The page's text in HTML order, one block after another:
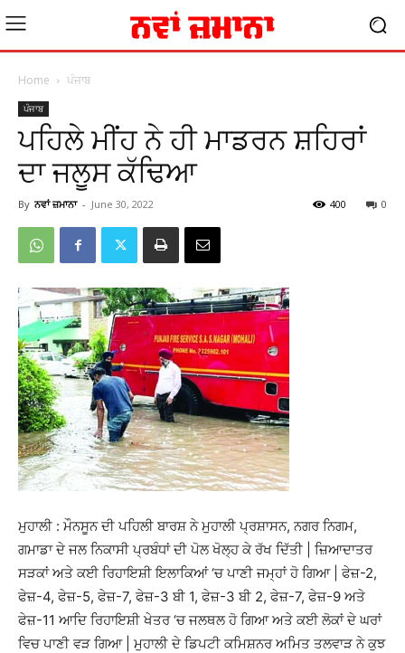
Home ਪੰਜਾਬ
ਪੰਜਾਬ
ਪਹਿਲੇ ਮੀਂਹ ਨੇ ਹੀ ਮਾਡਰਨ ਸ਼ਹਿਰਾਂ
ਦਾ ਜਲੂਸ ਕੱਢਿਆ
By ਨਵਾਂ ਜ਼ਮਾਨਾ - June 30, 2022 0
400
ਮੁਹਾਲੀ : ਮੌਨਸੂਨ ਦੀ ਪਹਿਲੀ ਬਾਰਸ਼ ਨੇ ਮੁਹਾਲੀ ਪ੍ਰਸ਼ਾਸਨ, ਨਗਰ ਨਿਗਮ,
ਗਮਾਡਾ ਦੇ ਜਲ ਨਿਕਾਸੀ ਪ੍ਰਬੰਧਾਂ ਦੀ ਪੋਲ ਖੋਲ੍ਹ ਕੇ ਰੱਖ ਦਿੱਤੀ | ਜ਼ਿਆਦਾਤਰ
ਸੜਕਾਂ ਅਤੇ ਕਈ ਰਿਹਾਇਸ਼ੀ ਇਲਾਕਿਆਂ ‘ਚ ਪਾਣੀ ਜਮ੍ਹਾਂ ਹੋ ਗਿਆ | ਫੇਜ਼-2,
ਫੇਜ਼-4, ਫੇਜ਼-5, ਫੇਜ਼-7, ਫੇਜ਼-3 ਬੀ 1, ਫੇਜ਼-3 ਬੀ 2, ਫੇਜ਼-7, ਫੇਜ਼-9 ਅਤੇ
ਫੇਜ਼-11 ਆਦਿ ਰਿਹਾਇਸ਼ੀ ਖੇਤਰ ‘ਚ ਜਲਥਲ ਹੋ ਗਿਆ ਅਤੇ ਕਈ ਲੋਕਾਂ ਦੇ ਘਰਾਂ
ਵਿਚ ਪਾਣੀ ਵੜ ਗਿਆ | ਮੁਹਾਲੀ ਦੇ ਡਿਪਟੀ ਕਮਿਸ਼ਨਰ ਅਮਿਤ ਤਲਵਾੜ ਨੇ ਕੁਝ